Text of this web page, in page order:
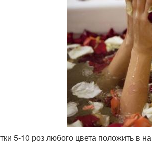
5-10 роз любого цвета положить в